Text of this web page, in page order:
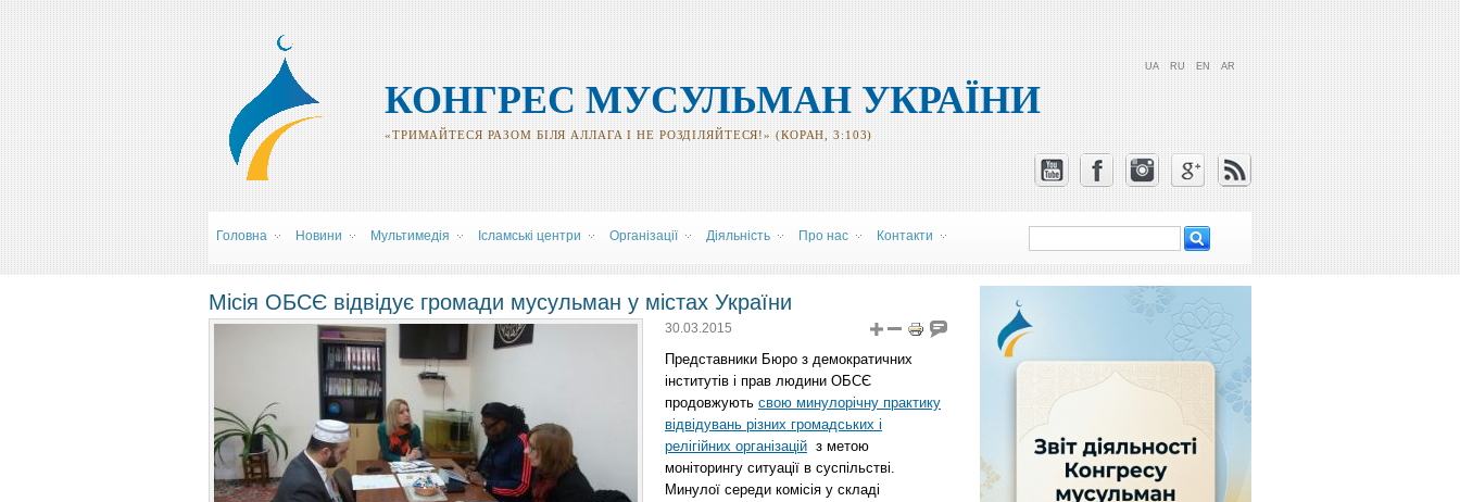
КОНГРЕС МУСУЛЬМАН УКРАЇНИ
«ТРИМАЙТЕСЯ РАЗОМ БІЛЯ АЛЛАГА І НЕ РОЗДІЛЯЙТЕСЯ!» (КОРАН, 3:103)
UA RU EN AR
Головна Новини Мультимедія Ісламські центри Організації Діяльність Про нас Контакти
Пошукова
форма
Місія ОБСЄ відвідує громади мусульман у містах України
30.03.2015
Представники Бюро з демократичних
інститутів і прав людини ОБСЄ
продовжують свою минулорічну практику
відвідувань різних громадських і
релігійних організацій з метою
моніторингу ситуації в суспільстві.
Минулої середи комісія у складі